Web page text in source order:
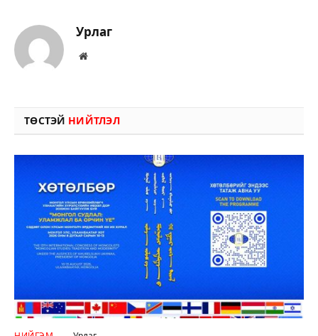
Урлаг
Вэбсайт
ТӨСТЭЙ НИЙТЛЭЛ